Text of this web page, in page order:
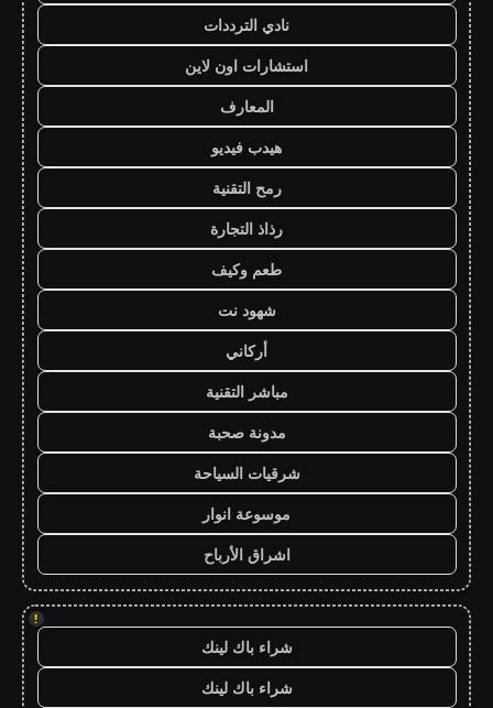
نادي الترددات
استشارات اون لاين
المعارف
هيدب فيديو
رمح التقنية
رذاذ التجارة
طعم وكيف
شهود نت
أركاني
مباشر التقنية
مدونة صحبة
شرقيات السياحة
موسوعة انوار
اشراق الأرباح
!
شراء باك لينك
شراء باك لينك